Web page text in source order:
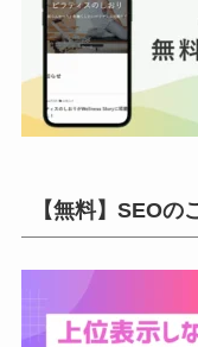
【無料】SEOの